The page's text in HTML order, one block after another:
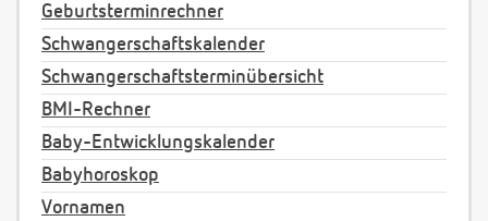
Geburtsterminrechner
Schwangerschaftskalender
Schwangerschaftsterminübersicht
BMI-Rechner
Baby-Entwicklungskalender
Babyhoroskop
Vornamen